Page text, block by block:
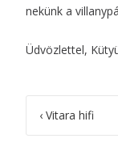
nekünk a
Üdvözlettel,
Post
‹ Vitara hifi